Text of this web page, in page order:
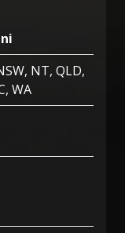
NT, QLD,
WA